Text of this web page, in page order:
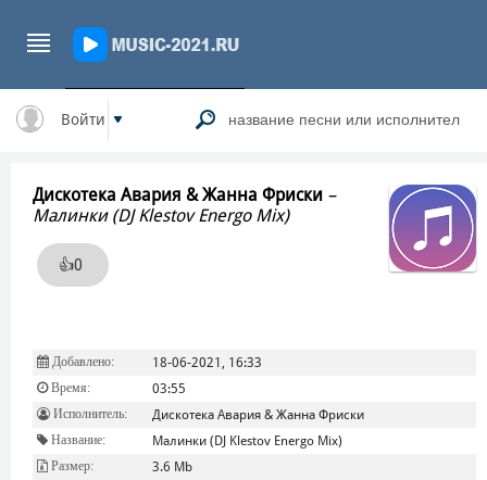
Войти
Дискотека Авария & Жанна Фриски –
Малинки (DJ Klestov Energo Mix)
👍0
Добавлено: 18-06-2021, 16:33
Время: 03:55
Исполнитель: Дискотека Авария & Жанна Фриски
Название: Малинки (DJ Klestov Energo Mix)
Размер: 3.6 Mb